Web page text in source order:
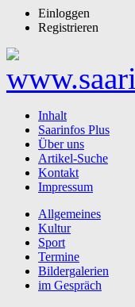
Einloggen
Registrieren
Inhalt
Saarinfos Plus
Über uns
Artikel-Suche
Kontakt
Impressum
Allgemeines
Kultur
Sport
Termine
Bildergalerien
im Gespräch